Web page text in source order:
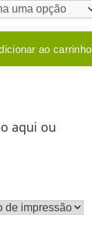
ao carrinho
aqui ou